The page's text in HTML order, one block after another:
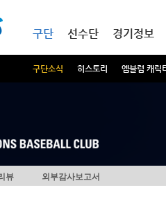
구단
구단소식 히스토리 엠블럼 캐릭
선수단 경기정보
뷰 외부감사보고서